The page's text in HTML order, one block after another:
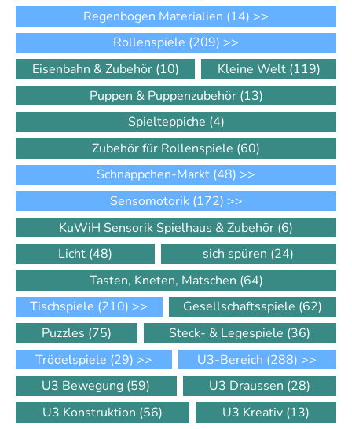
Regenbogen Materialien (14) >>
Rollenspiele (209) >>
Eisenbahn & Zubehör (10) Kleine Welt (119)
Puppen & Puppenzubehör (13)
Spielteppiche (4)
Zubehör für Rollenspiele (60)
Schnäppchen-Markt (48) >>
Sensomotorik (172) >>
KuWiH Sensorik Spielhaus & Zubehör (6)
Licht (48) sich spüren (24)
Tasten, Kneten, Matschen (64)
Tischspiele (210) >> Gesellschaftsspiele (62)
Puzzles (75) Steck- & Legespiele (36)
Trödelspiele (29) >> U3-Bereich (288) >>
U3 Bewegung (59) U3 Draussen (28)
U3 Konstruktion (56) U3 Kreativ (13)